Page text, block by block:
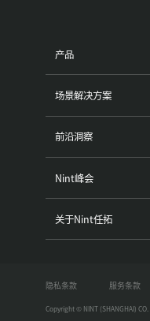
产品
场景解决方案
前沿洞察
Nint峰会
关于Nint任拓
Copyright © NINT (SHANGHAI) CO.
隐私条款 服务条款